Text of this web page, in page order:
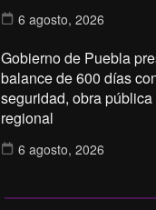
6 agosto, 2026
Gobierno de Puebla
balance de 600 días
seguridad, obra
regional
6 agosto, 2026